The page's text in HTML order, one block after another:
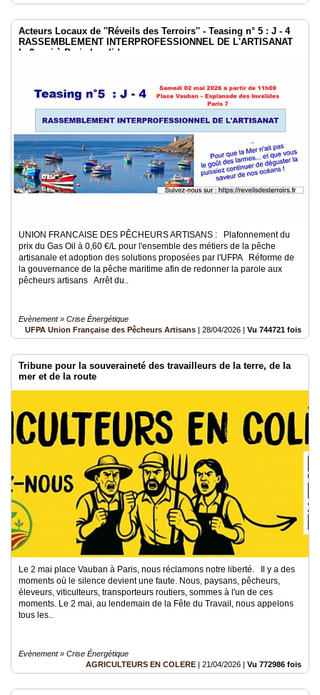
Acteurs Locaux de ''Réveils des Terroirs'' - Teasing n° 5 : J - 4
RASSEMBLEMENT INTERPROFESSIONNEL DE L'ARTISANAT
le 2 mai à Paris Invalides
UNION FRANCAISE DES PÊCHEURS ARTISANS : Plafonnement du
prix du Gas Oil à 0,60 €/L pour l'ensemble des métiers de la pêche
artisanale et adoption des solutions proposées par l'UFPA Réforme de
la gouvernance de la pêche maritime afin de redonner la parole aux
pêcheurs artisans Arrêt du..
Evènement » Crise Énergétique
UFPA Union Française des Pêcheurs Artisans | 28/04/2026 | Vu 744721 fois
Tribune pour la souveraineté des travailleurs de la terre, de la
mer et de la route
Le 2 mai place Vauban à Paris, nous réclamons notre liberté. Il y a des
moments où le silence devient une faute. Nous, paysans, pêcheurs,
éleveurs, viticulteurs, transporteurs routiers, sommes à l'un de ces
moments. Le 2 mai, au lendemain de la Fête du Travail, nous appelons
tous les..
Evènement » Crise Énergétique
AGRICULTEURS EN COLERE | 21/04/2026 | Vu 772986 fois